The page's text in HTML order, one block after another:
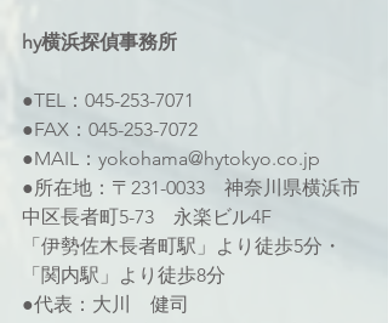
hy横浜探偵事務所
●TEL：045-253-7071
●FAX：045-253-7072
●MAIL：yokohama@hytokyo.co.jp
●所在地：〒231-0033　神奈川県横浜市
中区長者町5-73　永楽ビル4F
「伊勢佐木長者町駅」より徒歩5分・
「関内駅」より徒歩8分
●代表：大川　健司